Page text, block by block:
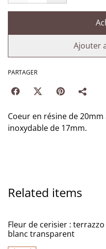
Ajouter
PARTAGER
Coeur en résine de
inoxydable de 17mm.
Related items
Fleur de cerisier : terrazzo
blanc transparent